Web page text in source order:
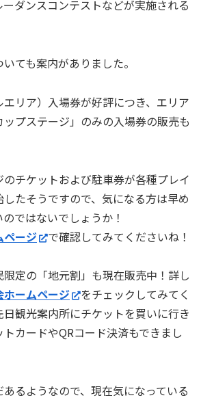
ダンスコンテストなどが実施される
ても案内がありました。
リア）入場券が好評につき、エリア
プステージ」のみの入場券の販売も
チケットおよび駐車券が各種プレイ
たそうですので、気になる方は早め
ではないでしょうか！
ページ で確認してみてくださいね！
定の「地元割」も現在販売中！詳し
ホームページ
をチェックしてみてく
観光案内所にチケットを買いに行き
カードやQRコード決済もできまし
るようなので、現在気になっている